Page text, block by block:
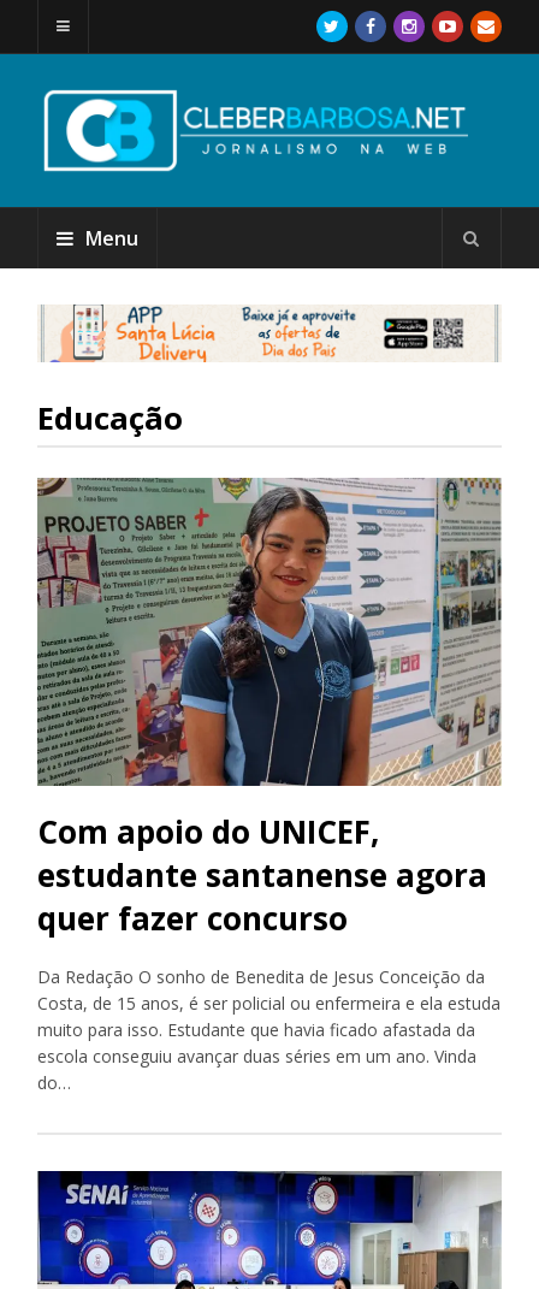
Menu
Educação
Com apoio do UNICEF,
estudante santanense agora
quer fazer concurso
Da Redação O sonho de Benedita de Jesus Conceição da
Costa, de 15 anos, é ser policial ou enfermeira e ela estuda
muito para isso. Estudante que havia ficado afastada da
escola conseguiu avançar duas séries em um ano. Vinda
do…